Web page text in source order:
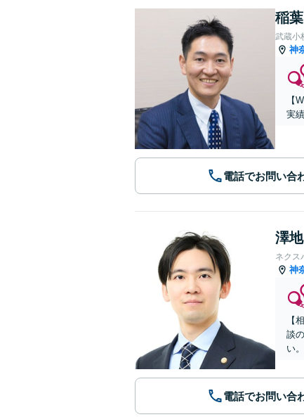
稲
武蔵小
神
【
実
電話でお問い合
澤
ネクス
神
【
談
い。
電話でお問い合